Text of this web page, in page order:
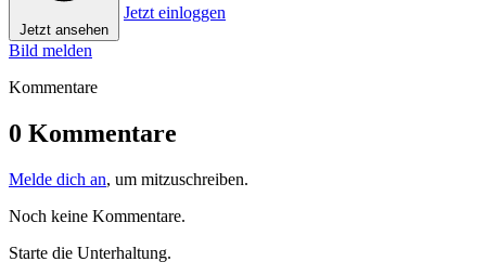
Jetzt ansehen
Jetzt einloggen
Bild melden
Kommentare
0 Kommentare
Melde dich an, um mitzuschreiben.
Noch keine Kommentare.
Starte die Unterhaltung.